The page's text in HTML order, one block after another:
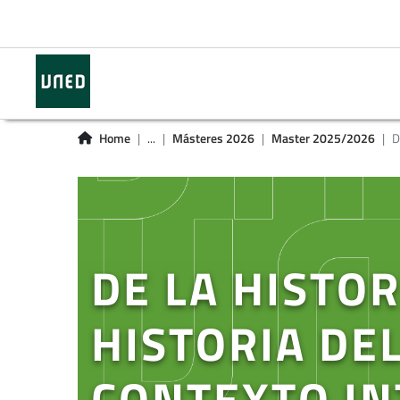
Home ... Másteres 2026 Master 2025/2026
DE LA
HISTORIA